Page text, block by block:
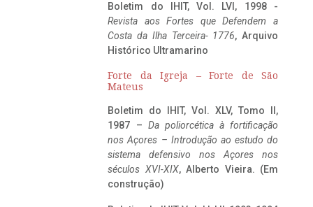
Boletim do IHIT, Vol. LVI, 1998 -
Revista aos Fortes que Defendem a
Costa da Ilha Terceira- 1776, Arquivo
Histórico Ultramarino
Forte da Igreja – Forte de São
Mateus
Boletim do IHIT, Vol. XLV, Tomo II,
1987 – Da poliorcética à fortificação
nos Açores – Introdução ao estudo do
sistema defensivo nos Açores nos
séculos XVI-XIX, Alberto Vieira. (Em
construção)